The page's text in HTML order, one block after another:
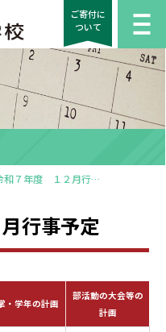
ご寄付に
ついて
令和７年度 １２月行事予定
行事予定
・学年の計画
部活動の大会等の
計画